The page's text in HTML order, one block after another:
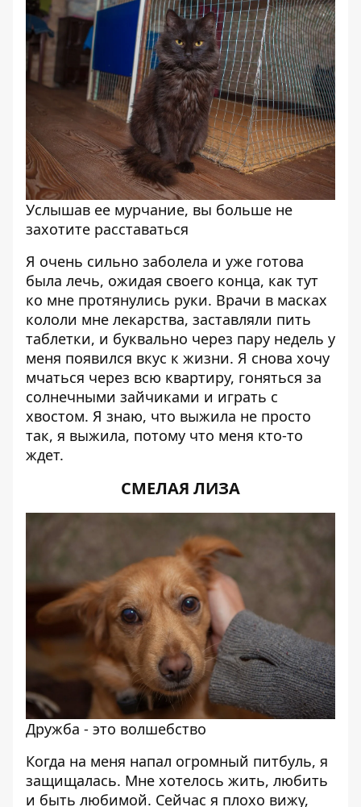
Услышав ее мурчание, вы больше не
захотите расставаться
Я очень сильно заболела и уже готова
была лечь, ожидая своего конца, как тут
ко мне протянулись руки. Врачи в масках
кололи мне лекарства, заставляли пить
таблетки, и буквально через пару недель у
меня появился вкус к жизни. Я снова хочу
мчаться через всю квартиру, гоняться за
солнечными зайчиками и играть с
хвостом. Я знаю, что выжила не просто
так, я выжила, потому что меня кто-то
ждет.
СМЕЛАЯ ЛИЗА
Дружба - это волшебство
Когда на меня напал огромный питбуль, я
защищалась. Мне хотелось жить, любить
и быть любимой. Сейчас я плохо вижу,